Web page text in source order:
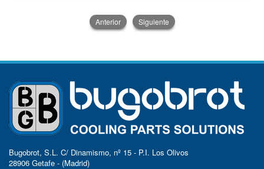
Anterior Siguiente
Bugobrot, S.L. C/ Dinamismo, nº 15 - P.I. Los Olivos
28906 Getafe - (Madrid)